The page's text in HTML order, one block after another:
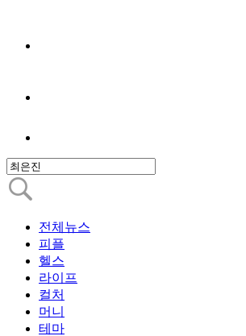
전체뉴스
피플
헬스
라이프
컬처
머니
테마